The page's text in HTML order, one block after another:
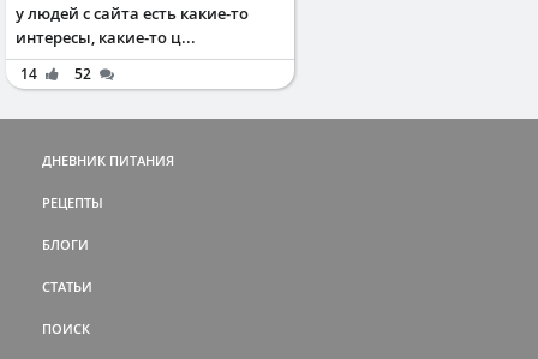
у людей с сайта есть какие-то
интересы, какие-то ц...
14 52
ДНЕВНИК ПИТАНИЯ
РЕЦЕПТЫ
БЛОГИ
СТАТЬИ
ПОИСК